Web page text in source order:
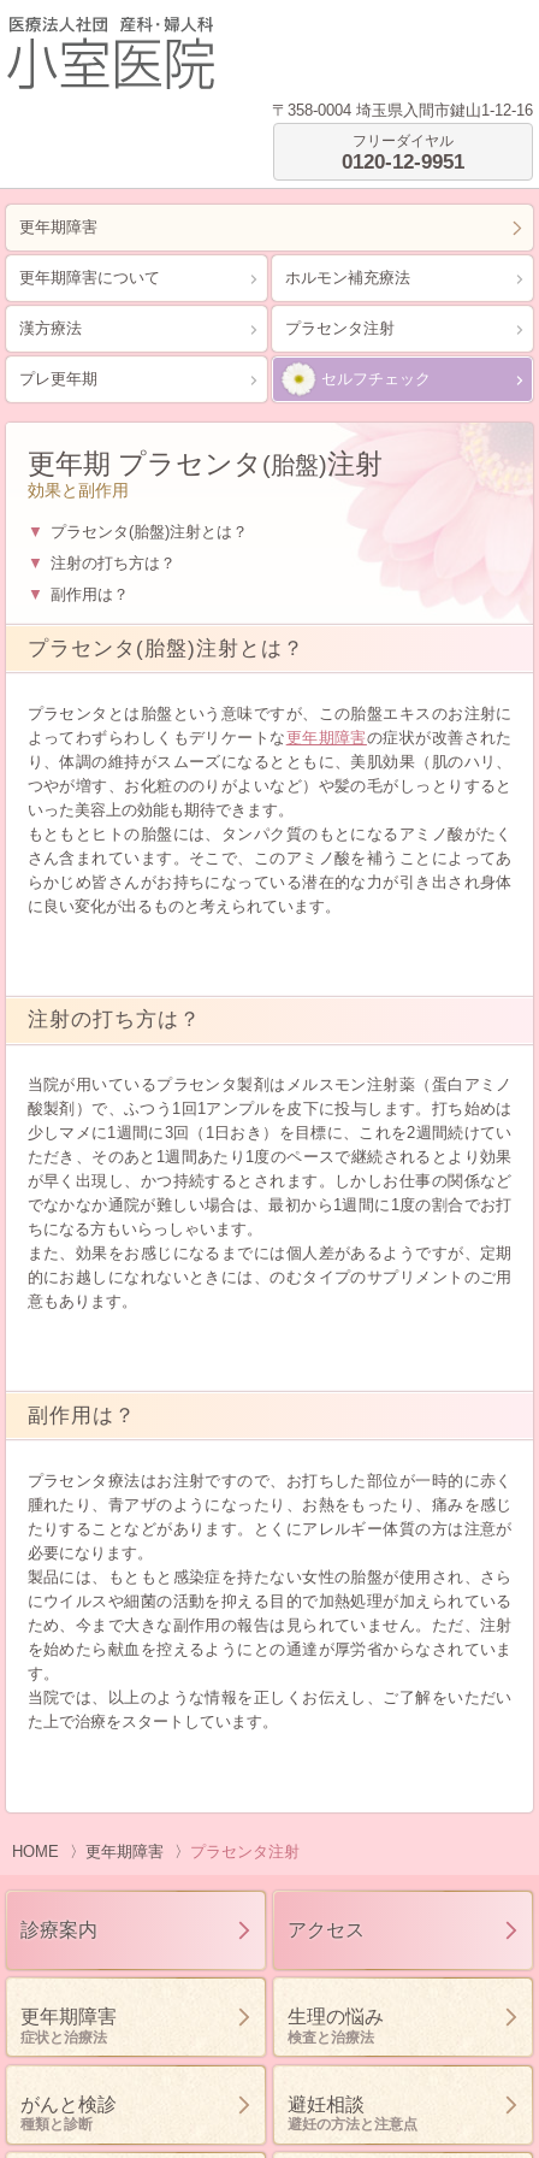
〒 358-0004 埼玉県 入間市鍵山1-12-16
フリーダイヤル
0120-12-9951
更年期障害
更年期障害について ホルモン補充療法
漢方療法 プラセンタ注射
プレ更年期 セルフチェック
更年期 プラセンタ (胎盤)注射
効果と副作用
プラセンタ(胎盤)注射とは？
注射の打ち方は？
副作用は？
プラセンタ(胎盤)注射とは？
プラセンタとは胎盤という意味ですが、この胎盤エキスのお注射に
よってわずらわしくもデリケートな更年期障害の症状が改善された
り、体調の維持がスムーズになるとともに、美肌効果（肌のハリ、
つやが増す、お化粧ののりがよいなど）や髪の毛がしっとりすると
いった美容上の効能も期待できます。
もともとヒトの胎盤には、タンパク質のもとになるアミノ酸がたく
さん含まれています。そこで、このアミノ酸を補うことによってあ
らかじめ皆さんがお持ちになっている潜在的な力が引き出され身体
に良い変化が出るものと考えられています。
注射の打ち方は？
当院が用いているプラセンタ製剤はメルスモン注射薬（蛋白アミノ
酸製剤）で、ふつう1回1アンプルを皮下に投与します。打ち始めは
少しマメに1週間に3回（1日おき）を目標に、これを2週間続けてい
ただき、そのあと1週間あたり1度のペースで継続されるとより効果
が早く出現し、かつ持続するとされます。しかしお仕事の関係など
でなかなか通院が難しい場合は、最初から1週間に1度の割合でお打
ちになる方もいらっしゃいます。
また、効果をお感じになるまでには個人差があるようですが、定期
的にお越しになれないときには、のむタイプのサプリメントのご用
意もあります。
副作用は？
プラセンタ療法はお注射ですので、お打ちした部位が一時的に赤く
腫れたり、青アザのようになったり、お熱をもったり、痛みを感じ
たりすることなどがあります。とくにアレルギー体質の方は注意が
必要になります。
製品には、もともと感染症を持たない女性の胎盤が使用され、さら
にウイルスや細菌の活動を抑える目的で加熱処理が加えられている
ため、今まで大きな副作用の報告は見られていません。ただ、注射
を始めたら献血を控えるようにとの通達が厚労省からなされていま
す。
当院では、以上のような情報を正しくお伝えし、ご了解をいただい
た上で治療をスタートしています。
HOME 更年期障害 プラセンタ注射
診療案内 アクセス
更年期障害
症状と治療法
生理の悩み
検査と治療法
がんと検診
種類と診断
避妊相談
避妊の方法と注意点